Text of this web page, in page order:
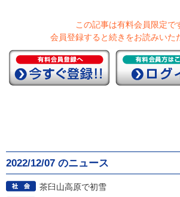
この記事は有料会員限定で
会員登録すると続きをお読みいた
2022/12/07 のニュース
茶臼山高原で初雪